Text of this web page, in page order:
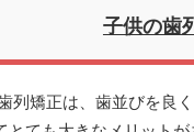
子供の歯
列矯正は、歯並びを良